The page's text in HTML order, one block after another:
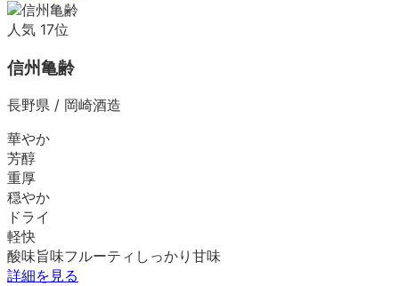
人気 17位
信州亀齢
長野県 / 岡崎酒造
華やか
芳醇
重厚
穏やか
ドライ
軽快
酸味旨味フルーティ しっかり 甘味
詳細を見る